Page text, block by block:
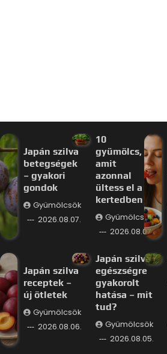
Japán szilva
betegségek
– gyakori
gondok
Gyümölcsök
2026.08.07.
10
gyümölcs,
amit
azonnal
ültess el a
kertedben
Gyümölcsök
2026.08.07.
Japán szilva
receptek –
új ötletek
Gyümölcsök
2026.08.06.
Japán szilva
egészségre
gyakorolt
hatása – mit
tud?
Gyümölcsök
2026.08.05.